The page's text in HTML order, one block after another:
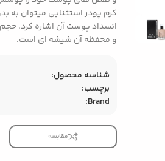
کرم پودر استثنایی میتوان به
و محفظه آن شیشه ای است.
شناسه محصول:
برچسب:
Brand:
مقایسه